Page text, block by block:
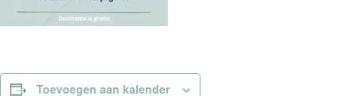
Toevoegen aan kalender